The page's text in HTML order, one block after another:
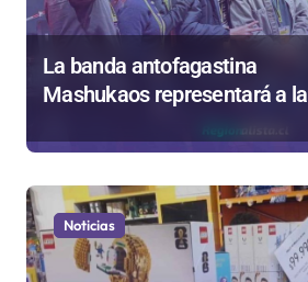
La banda antofagastina
Mashukaos representará a la
de Valparaíso
Noticias